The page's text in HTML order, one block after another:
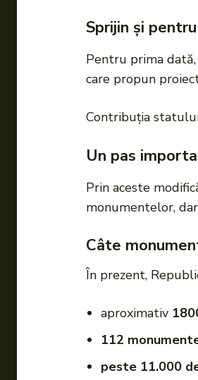
Sprijin și
Pentru prima dată,
care propun
Contribuția
Un pas
Prin aceste
monumentelor,
Câte
În prezent,
aproximativ
112
peste 11.000